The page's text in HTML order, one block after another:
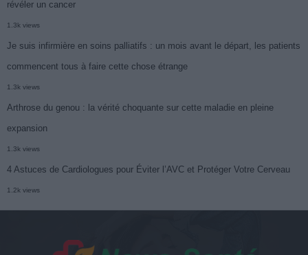
révéler un cancer
1.3k views
Je suis infirmière en soins palliatifs : un mois avant le départ, les patients
commencent tous à faire cette chose étrange
1.3k views
Arthrose du genou : la vérité choquante sur cette maladie en pleine
expansion
1.3k views
4 Astuces de Cardiologues pour Éviter l’AVC et Protéger Votre Cerveau
1.2k views